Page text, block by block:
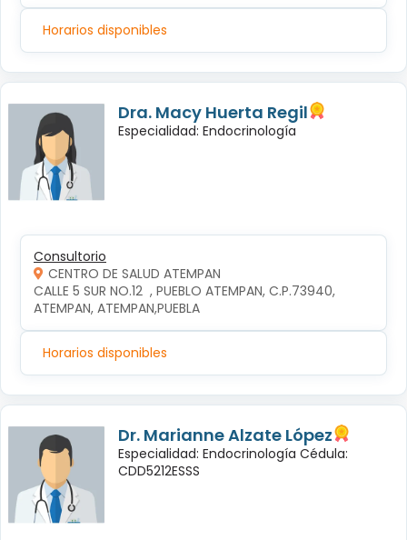
Horarios disponibles
Dra. Macy Huerta Regil
Especialidad: Endocrinología
Consultorio
CENTRO DE SALUD ATEMPAN
CALLE 5 SUR NO.12  , PUEBLO ATEMPAN, C.P.73940,
ATEMPAN, ATEMPAN,PUEBLA
Horarios disponibles
Dr. Marianne Alzate López
Especialidad: Endocrinología Cédula:
CDD5212ESSS